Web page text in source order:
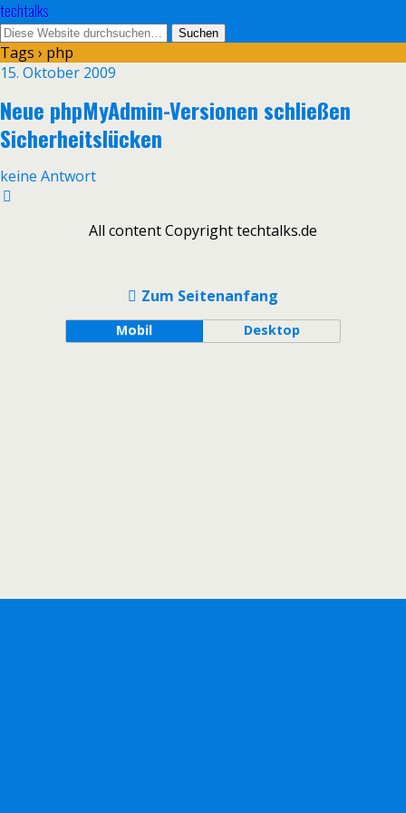
techtalks
Tags › php
15. Oktober 2009
Neue phpMyAdmin-Versionen schließen
Sicherheitslücken
keine Antwort
All content Copyright techtalks.de
Zum Seitenanfang
Mobil Desktop